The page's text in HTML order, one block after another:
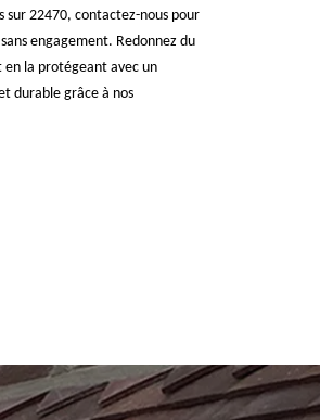
sur 22470, contactez-nous pour
engagement. Redonnez du
la protégeant avec un
durable grâce à nos